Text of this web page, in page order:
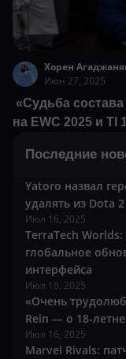
Хорен
Июн 27, 2025
«Судьба состава
на EWC 2025 и TI
Последние
Yatoro назвал
удалять из Dota 2
Июл 16, 2025
TerraTech
глобальное
интерфейса
Июл 16, 2025
«Очень
Rein — о 18-
Июл 16, 2025
Marvel Rivals: